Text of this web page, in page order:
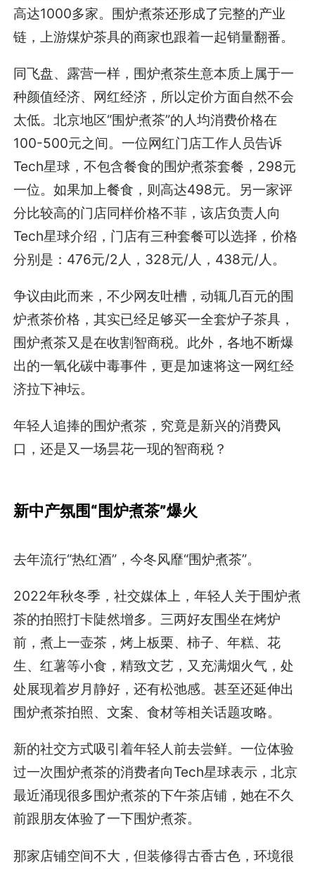
高达1000多家。围炉煮茶还形成了完整的产业
链，上游煤炉茶具的商家也跟着一起销量翻番。
同飞盘、露营一样，围炉煮茶生意本质上属于一
种颜值经济、网红经济，所以定价方面自然不会
太低。北京地区“围炉煮茶”的人均消费价格在
100-500元之间。一位网红门店工作人员告诉
Tech星球，不包含餐食的围炉煮茶套餐，298元
一位。如果加上餐食，则高达498元。另一家评
分比较高的门店同样价格不菲，该店负责人向
Tech星球介绍，门店有三种套餐可以选择，价格
分别是：476元/2人，328元/人，438元/人。
争议由此而来，不少网友吐槽，动辄几百元的围
炉煮茶价格，其实已经足够买一全套炉子茶具，
围炉煮茶又是在收割智商税。此外，各地不断爆
出的一氧化碳中毒事件，更是加速将这一网红经
济拉下神坛。
年轻人追捧的围炉煮茶，究竟是新兴的消费风
口，还是又一场昙花一现的智商税？
新中产氛围“围炉煮茶”爆火
去年流行“热红酒”，今冬风靡“围炉煮茶”。
2022年秋冬季，社交媒体上，年轻人关于围炉煮
茶的拍照打卡陡然增多。三两好友围坐在烤炉
前，煮上一壶茶，烤上板栗、柿子、年糕、花
生、红薯等小食，精致文艺，又充满烟火气，处
处展现着岁月静好，还有松弛感。甚至还延伸出
围炉煮茶拍照、文案、食材等相关话题攻略。
新的社交方式吸引着年轻人前去尝鲜。一位体验
过一次围炉煮茶的消费者向Tech星球表示，北京
最近涌现很多围炉煮茶的下午茶店铺，她在不久
前跟朋友体验了一下围炉煮茶。
那家店铺空间不大，但装修得古香古色，环境很